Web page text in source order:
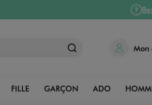
Mon
FILLE GARÇON ADO